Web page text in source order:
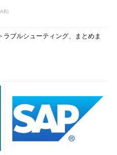
ラブルシューティング、まとめま